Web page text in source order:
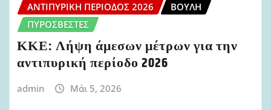
ΑΝΤΙΠΥΡΙΚΉ ΠΕΡΊΟΔΟΣ 2026
ΒΟΥΛΉ
ΠΥΡΟΣΒΈΣΤΕΣ
ΚΚΕ: Λήψη άμεσων μέτρων για την
αντιπυρική περίοδο 2026
admin Μάι 5, 2026